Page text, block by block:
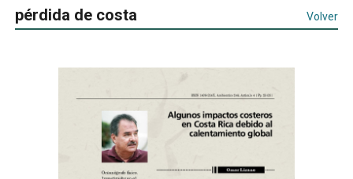
pérdida de costa Volver